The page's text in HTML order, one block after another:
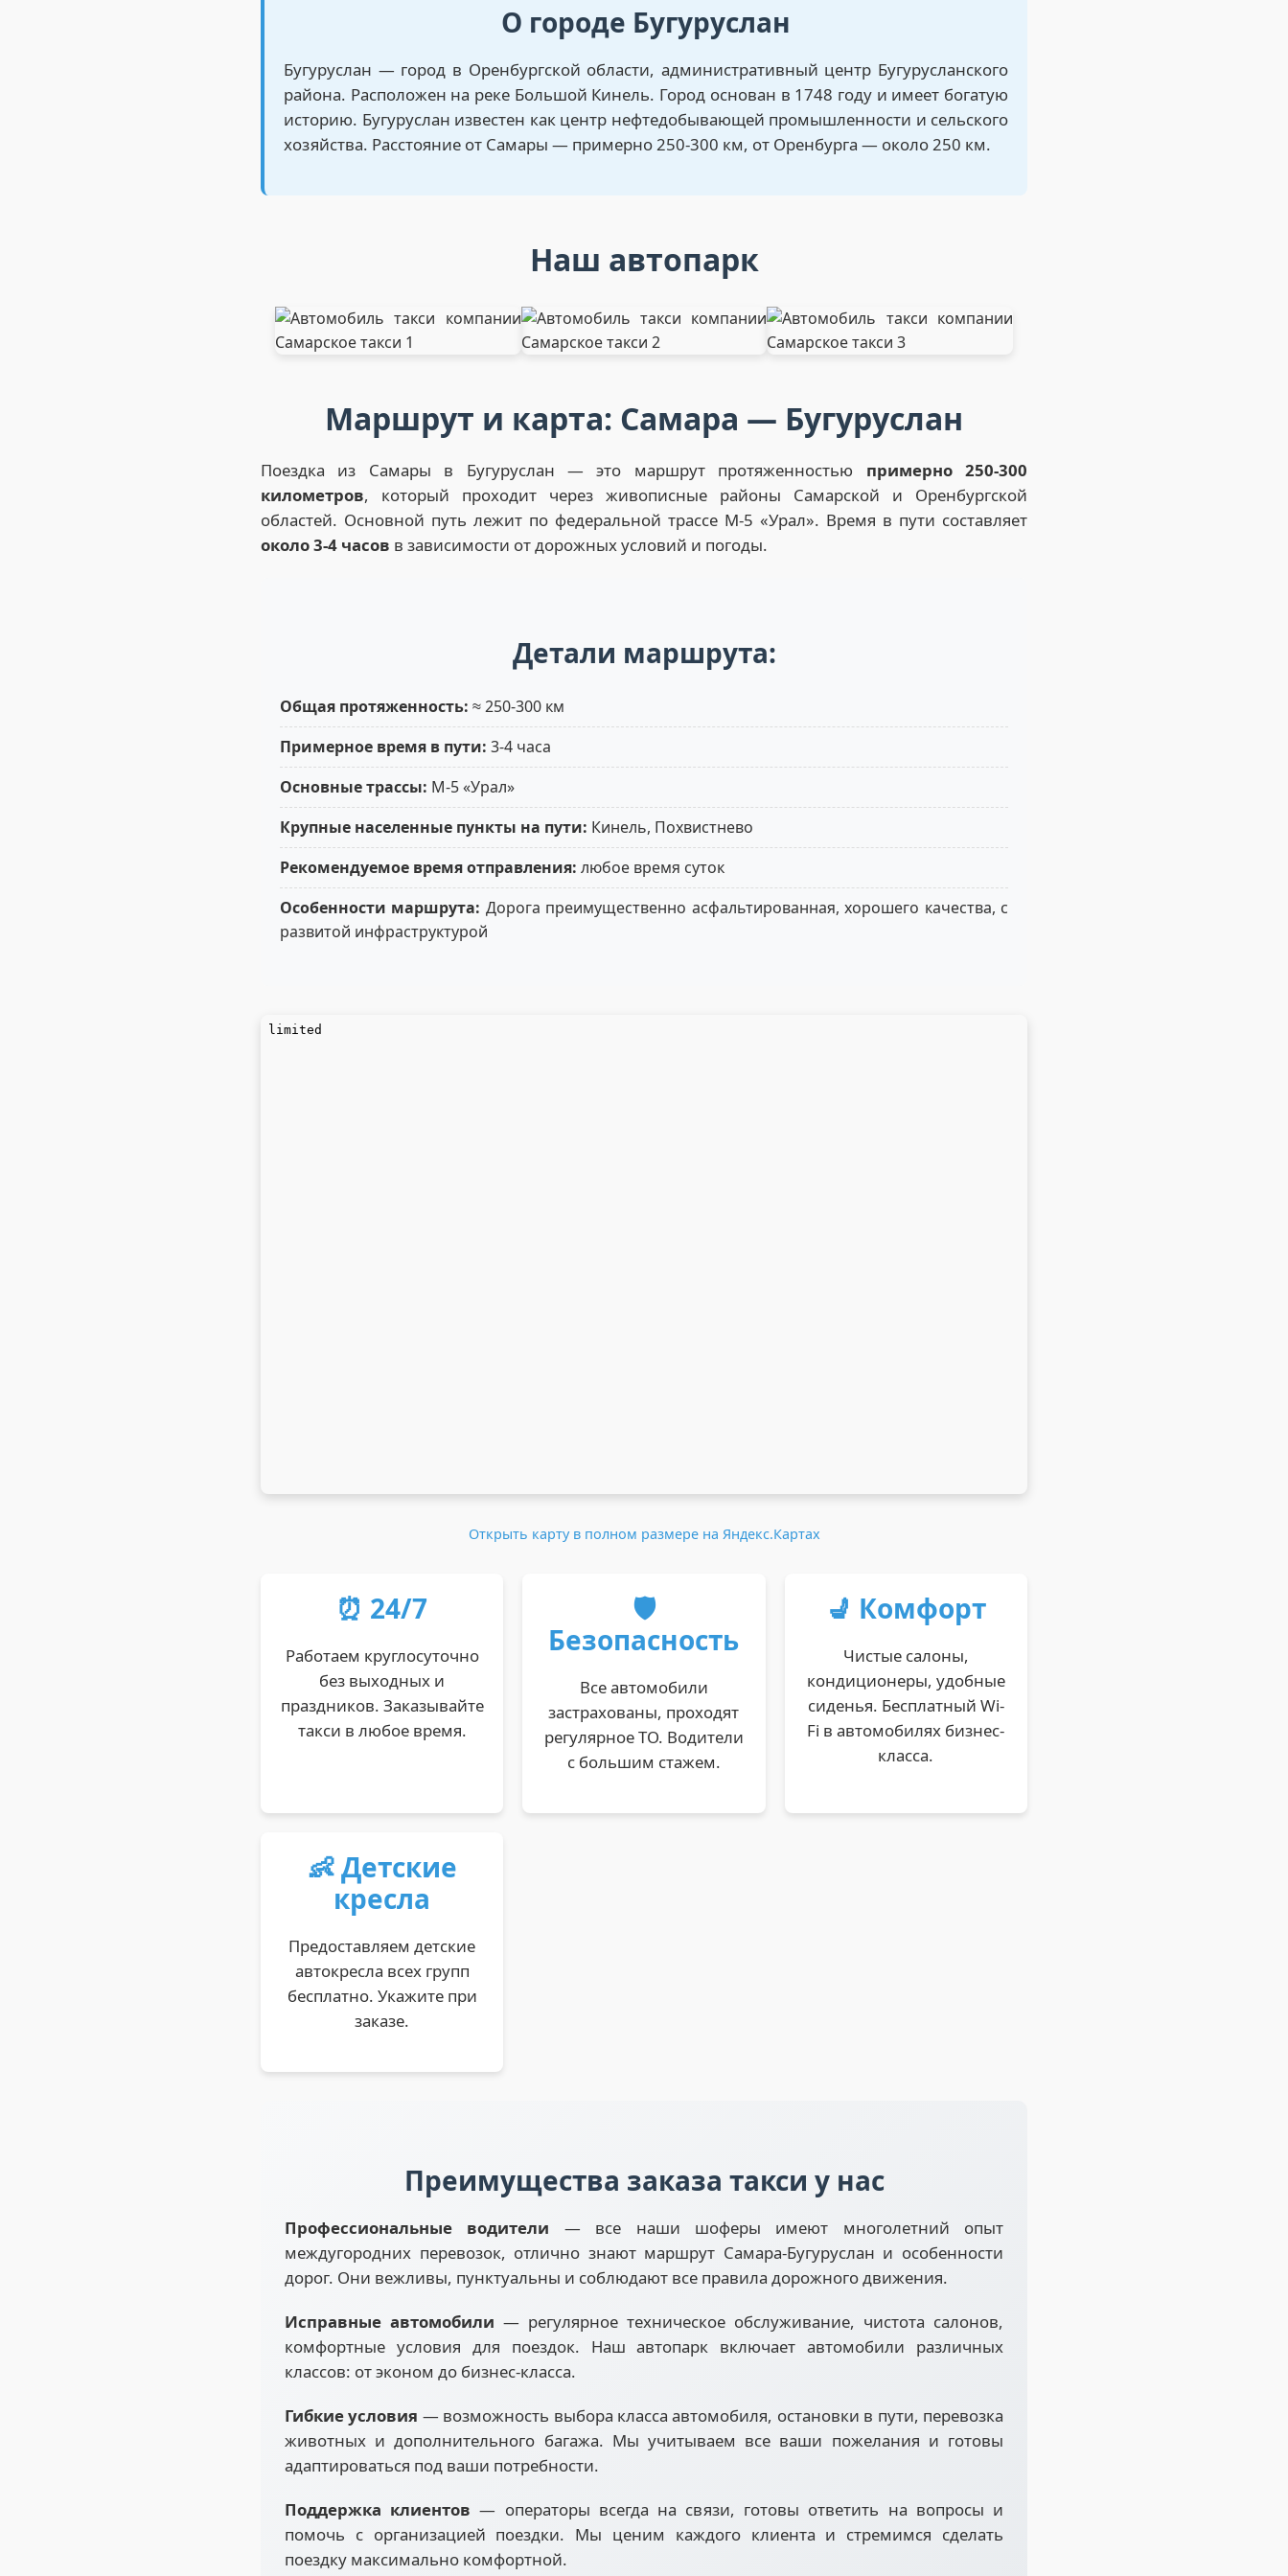
О городе Бугуруслан
Бугуруслан — город в Оренбургской области, административный центр Бугурусланского
района. Расположен на реке Большой Кинель. Город основан в 1748 году и имеет богатую
историю. Бугуруслан известен как центр нефтедобывающей промышленности и сельского
хозяйства. Расстояние от Самары — примерно 250-300 км, от Оренбурга — около 250 км.
Наш автопарк
Маршрут и карта: Самара — Бугуруслан
Поездка из Самары в Бугуруслан — это маршрут протяженностью примерно 250-300
километров, который проходит через живописные районы Самарской и Оренбургской
областей. Основной путь лежит по федеральной трассе М-5 «Урал». Время в пути составляет
около 3-4 часов в зависимости от дорожных условий и погоды.
Детали маршрута:
Общая протяженность: ≈ 250-300 км
Примерное время в пути: 3-4 часа
Основные трассы: М-5 «Урал»
Крупные населенные пункты на пути: Кинель, Похвистнево
Рекомендуемое время отправления: любое время суток
Особенности маршрута: Дорога преимущественно асфальтированная, хорошего качества, с
развитой инфраструктурой
Открыть карту в полном размере на Яндекс.Картах
⏰ 24/7
Работаем круглосуточно
без выходных и
праздников. Заказывайте
такси в любое время.
🛡️
Безопасность
Все автомобили
застрахованы, проходят
регулярное ТО. Водители
с большим стажем.
💺 Комфорт
Чистые салоны,
кондиционеры, удобные
сиденья. Бесплатный Wi-
Fi в автомобилях бизнес-
класса.
👶 Детские
кресла
Предоставляем детские
автокресла всех групп
бесплатно. Укажите при
заказе.
Преимущества заказа такси у нас
Профессиональные водители — все наши шоферы имеют многолетний опыт
междугородних перевозок, отлично знают маршрут Самара-Бугуруслан и особенности
дорог. Они вежливы, пунктуальны и соблюдают все правила дорожного движения.
Исправные автомобили — регулярное техническое обслуживание, чистота салонов,
комфортные условия для поездок. Наш автопарк включает автомобили различных
классов: от эконом до бизнес-класса.
Гибкие условия — возможность выбора класса автомобиля, остановки в пути, перевозка
животных и дополнительного багажа. Мы учитываем все ваши пожелания и готовы
адаптироваться под ваши потребности.
Поддержка клиентов — операторы всегда на связи, готовы ответить на вопросы и
помочь с организацией поездки. Мы ценим каждого клиента и стремимся сделать
поездку максимально комфортной.